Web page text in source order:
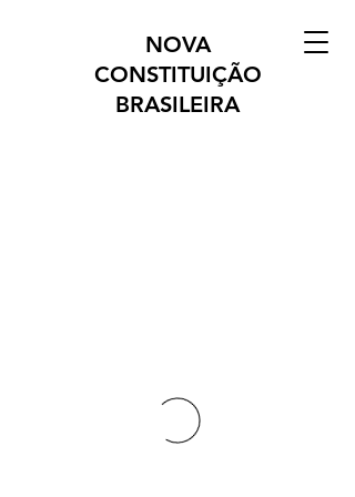
NOVA
CONSTITUIÇÃO
BRASILEIRA